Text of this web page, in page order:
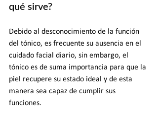
qué sirve?
Debido al desconocimiento de la función
del tónico, es frecuente su ausencia en el
cuidado facial diario, sin embargo, el
tónico es de suma importancia para que la
piel recupere su estado ideal y de esta
manera sea capaz de cumplir sus
funciones.